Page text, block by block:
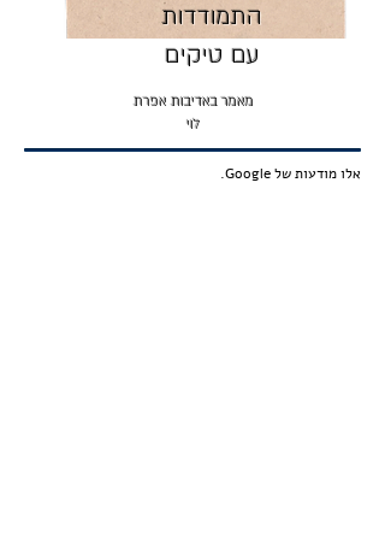
התמודדות
עם טיקים
מאמר באדיבות אפרת
לוי
אלו מודעות של Google.